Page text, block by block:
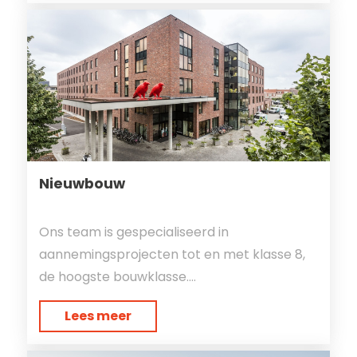
Nieuwbouw
Ons team is gespecialiseerd in
aannemingsprojecten tot en met klasse 8,
de hoogste bouwklasse....
Lees meer